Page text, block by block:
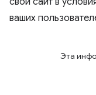
ваших
Эта